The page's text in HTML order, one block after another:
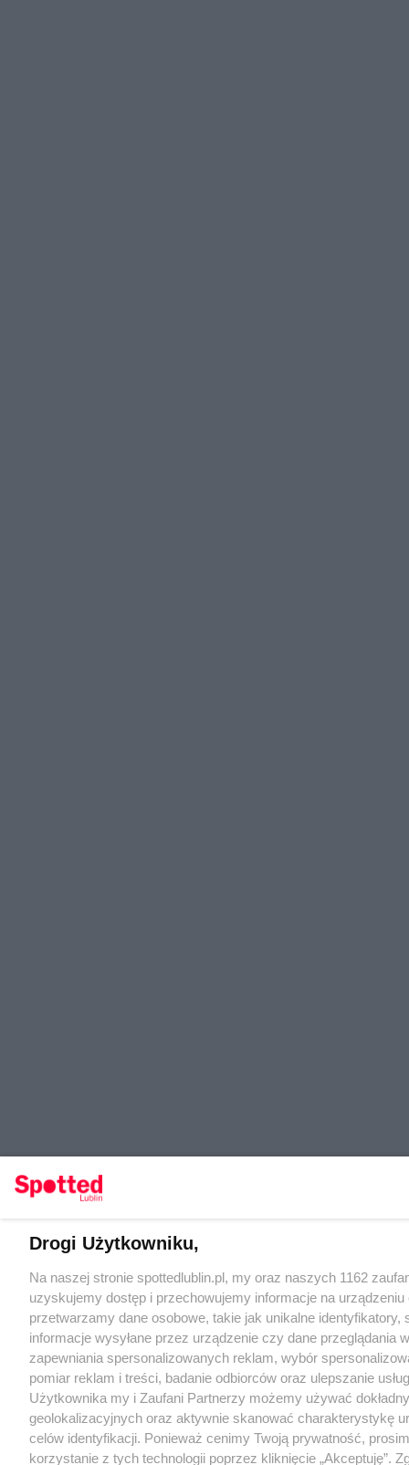
Drogi Użytkowniku,
Na naszej stronie spottedlublin.pl, my oraz naszych 1162
uzyskujemy dostęp i przechowujemy informacje na urządzeniu
przetwarzamy dane osobowe, takie jak unikalne identyfikatory,
informacje wysyłane przez urządzenie czy dane przeglądania
zapewniania spersonalizowanych reklam, wybór
pomiar reklam i treści, badanie odbiorców oraz ulepszanie
Użytkownika my i Zaufani Partnerzy możemy używać
geolokalizacyjnych oraz aktywnie skanować charakterystykę
celów identyfikacji. Ponieważ cenimy Twoją prywatność,
korzystanie z tych technologii poprzez kliknięcie „Akceptuję”.